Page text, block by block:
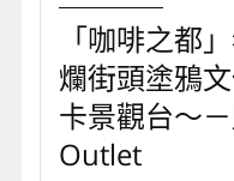
「咖啡之都
爛街頭塗鴉
卡景觀台～
Outlet